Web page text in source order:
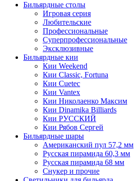
Бильярдные столы
Игровая серия
Любительские
Профессиональные
Суперпрофессиональные
Эксклюзивные
Бильярдные кии
Кии Weekend
Кии Classic, Fortuna
Кии Cuetec
Кии Vantex
Кии Николаенко Максим
Кии Dinamika Billiards
Кии РУССКИЙ
Кии Рябов Сергей
Бильярдные шары
Американский пул 57,2 мм
Русская пирамида 60,3 мм
Русская пирамида 68 мм
Снукер и прочие